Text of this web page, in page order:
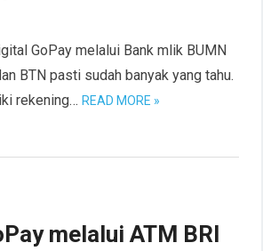
GoPay melalui Bank mlik BUMN
BTN pasti sudah banyak yang tahu.
rekening… READ MORE »
melalui ATM BRI